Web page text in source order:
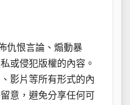
仇恨言論、煽動暴
或侵犯版權的內容。
影片等所有形式的內
意，避免分享任何可